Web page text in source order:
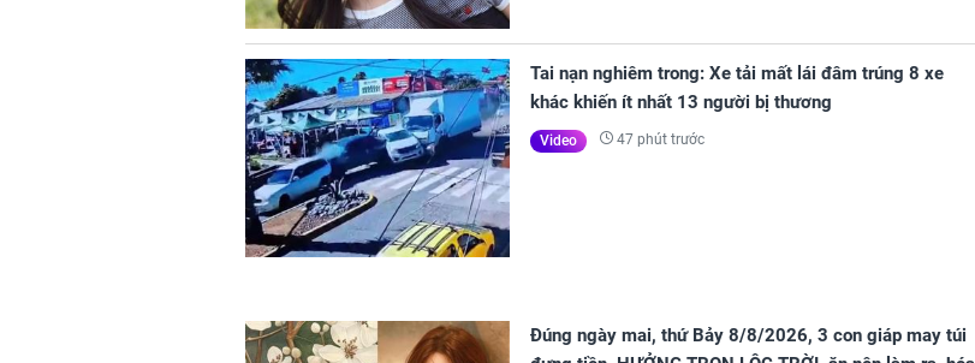
Tai nạn nghiêm trong: Xe tải mất lái đâm trúng 8 xe
khác khiến ít nhất 13 người bị thương
Video 47 phút trước
Đúng ngày mai, thứ Bảy 8/8/2026, 3 con giáp may túi